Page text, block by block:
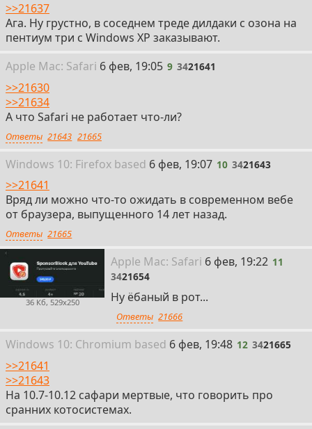
>>21637
Ага. Ну грустно, в соседнем треде дилдаки с озона на
пентиум три с Windows XP заказывают.
Apple Mac: Safari 9
6 фев, 19:05 9 3421641
>>21630
>>21634
А что Safari не работает что-ли?
Ответы 21643 21665
Windows 10: Firefox based 10
6 фев, 19:07 10 3421643
>>21641
Вряд ли можно что-то ожидать в современном вебе
от браузера, выпущенного 14 лет назад.
Ответы 21665
36 Кб, 529x250
Apple Mac: Safari 11
6 фев, 19:22 11
3421654
Ну ёбаный в рот...
Ответы 21666
Windows 10: Chromium based 12
6 фев, 19:48 12 3421665
>>21641
>>21643
На 10.7-10.12 сафари мертвые, что говорить про
сранних котосистемах.